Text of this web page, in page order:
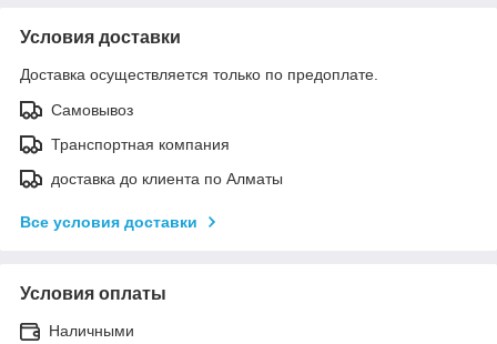
Условия доставки
Доставка осуществляется только по предоплате.
Самовывоз
Транспортная компания
доставка до клиента по Алматы
Все условия доставки
Условия оплаты
Наличными